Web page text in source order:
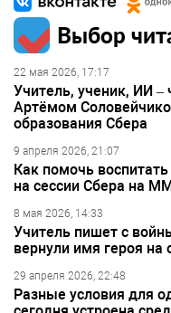
Выбор
22 мая 2026, 17:17
Учитель, ученик, ИИ –
Артёмом
образования Сбера
9 апреля 2026, 21:07
Как помочь
на сессии Сбера на
8 мая 2026, 14:33
Учитель пишет с
вернули имя героя на
29 апреля 2026, 22:48
Разные условия для